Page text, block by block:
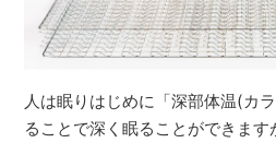
人は眠りはじめに「深部体温(カ
ることで深く眠ることができま